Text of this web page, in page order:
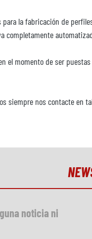
la fabricación de
completamente
el momento de ser
siempre nos contacte
noticia ni